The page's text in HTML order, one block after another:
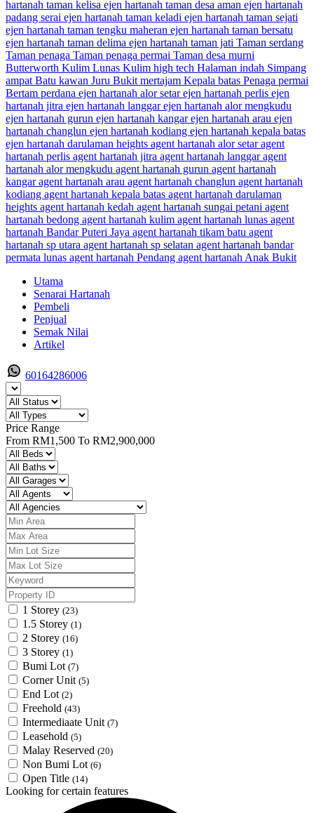
Utama
Senarai Hartanah
Pembeli
Penjual
Semak Nilai
Artikel
60164286006
Price Range
From RM1,500 To RM2,900,000
1 Storey (23)
1.5 Storey (1)
2 Storey (16)
3 Storey (1)
Bumi Lot (7)
Corner Unit (5)
End Lot (2)
Freehold (43)
Intermediaate Unit (7)
Leasehold (5)
Malay Reserved (20)
Non Bumi Lot (6)
Open Title (14)
Looking for certain features